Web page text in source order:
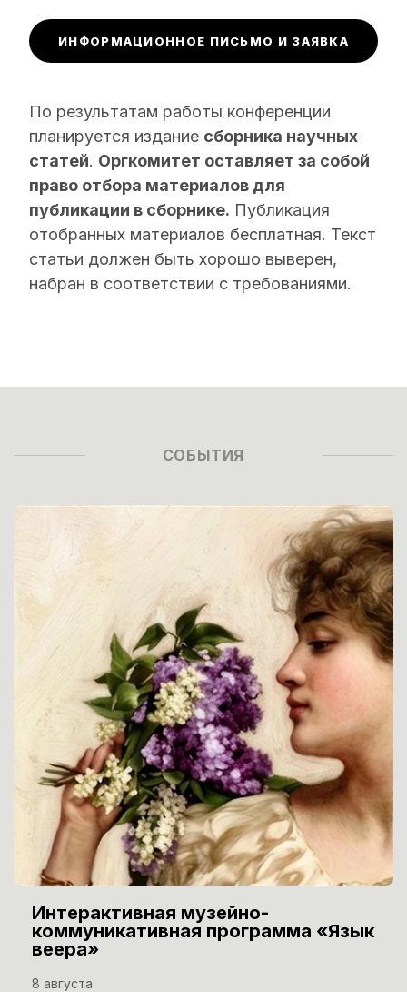
ИНФОРМАЦИОННОЕ ПИСЬМО И ЗАЯВКА
По результатам работы конференции
планируется издание сборника научных
статей. Оргкомитет оставляет за собой
право отбора материалов для
публикации в сборнике. Публикация
отобранных материалов бесплатная. Текст
статьи должен быть хорошо выверен,
набран в соответствии с требованиями.
СОБЫТИЯ
Интерактивная музейно-
коммуникативная программа «Язык
веера»
8 августа